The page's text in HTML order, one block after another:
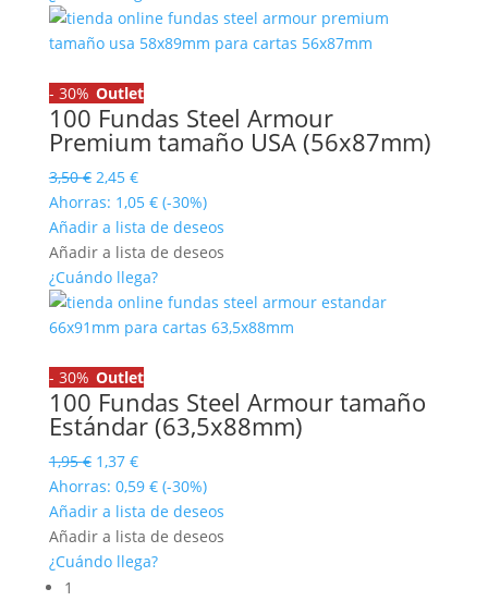
- 30% Outlet
100 Fundas Steel Armour
Premium tamaño USA (56x87mm)
3,50€ El
precio
original
era:
3,50 €.
2,45 €El
precio
actual
es:
2,45 €.
Ahorras: 1,05 € (-30%)
Añadir a lista de deseos
Añadir a lista de deseos
¿Cuándo llega?
- 30% Outlet
100 Fundas Steel Armour tamaño
Estándar (63,5x88mm)
1,95€ El
precio
original
era:
1,95 €.
1,37 €El
precio
actual
es:
1,37 €.
Ahorras: 0,59 € (-30%)
Añadir a lista de deseos
Añadir a lista de deseos
¿Cuándo llega?
1